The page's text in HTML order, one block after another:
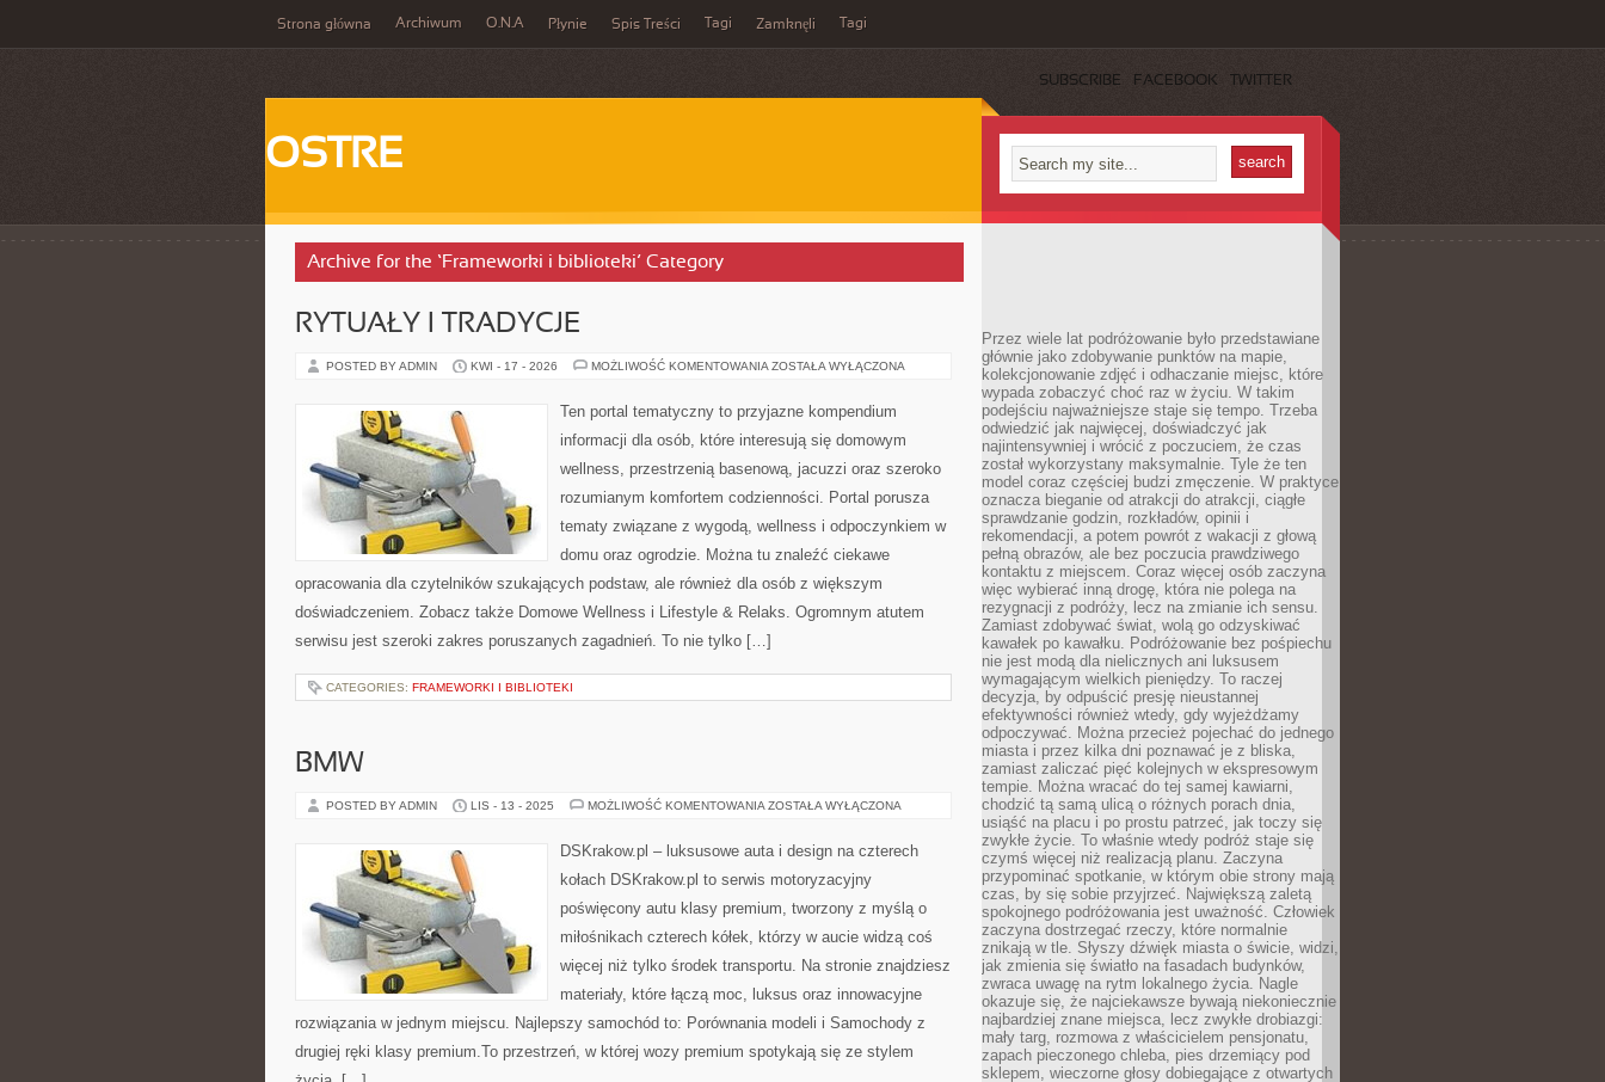
Strona główna Archiwum O.N.A Płynie Spis Treści Tagi Zamknęli Tagi
SUBSCRIBE FACEBOOK TWITTER
OSTRE
Archive for the ‘Frameworki i biblioteki’ Category
RYTUAŁY I TRADYCJE
POSTED BY ADMIN KWI - 17 - 2026 MOŻLIWOŚĆ KOMENTOWANIA RYTUAŁY
ZOSTAŁA WYŁĄCZONA
Ten portal tematyczny to przyjazne kompendium
informacji dla osób, które interesują się domowym
wellness, przestrzenią basenową, jacuzzi oraz szeroko
rozumianym komfortem codzienności. Portal porusza
tematy związane z wygodą, wellness i odpoczynkiem w
domu oraz ogrodzie. Można tu znaleźć ciekawe
opracowania dla czytelników szukających podstaw, ale również dla osób z większym
doświadczeniem. Zobacz także Domowe Wellness i Lifestyle & Relaks. Ogromnym atutem
serwisu jest szeroki zakres poruszanych zagadnień. To nie tylko […]
CATEGORIES: FRAMEWORKI I BIBLIOTEKI
BMW
POSTED BY ADMIN LIS - 13 - 2025 MOŻLIWOŚĆ KOMENTOWANIA BMW
ZOSTAŁA WYŁĄCZONA
DSKrakow.pl – luksusowe auta i design na czterech
kołach DSKrakow.pl to serwis motoryzacyjny
poświęcony autu klasy premium, tworzony z myślą o
miłośnikach czterech kółek, którzy w aucie widzą coś
więcej niż tylko środek transportu. Na stronie znajdziesz
materiały, które łączą moc, luksus oraz innowacyjne
rozwiązania w jednym miejscu. Najlepszy samochód to: Porównania modeli i Samochody z
drugiej ręki klasy premium.To przestrzeń, w której wozy premium spotykają się ze stylem
Przez wiele lat podróżowanie było przedstawiane
głównie jako zdobywanie punktów na mapie,
kolekcjonowanie zdjęć i odhaczanie miejsc, które
wypada zobaczyć choć raz w życiu. W takim
podejściu najważniejsze staje się tempo. Trzeba
odwiedzić jak najwięcej, doświadczyć jak
najintensywniej i wrócić z poczuciem, że czas
został wykorzystany maksymalnie. Tyle że ten
model coraz częściej budzi zmęczenie. W praktyce
oznacza bieganie od atrakcji do atrakcji, ciągłe
sprawdzanie godzin, rozkładów, opinii i
rekomendacji, a potem powrót z wakacji z głową
pełną obrazów, ale bez poczucia prawdziwego
kontaktu z miejscem. Coraz więcej osób zaczyna
więc wybierać inną drogę, która nie polega na
rezygnacji z podróży, lecz na zmianie ich sensu.
Zamiast zdobywać świat, wolą go odzyskiwać
kawałek po kawałku. Podróżowanie bez pośpiechu
nie jest modą dla nielicznych ani luksusem
wymagającym wielkich pieniędzy. To raczej
decyzja, by odpuścić presję nieustannej
efektywności również wtedy, gdy wyjeżdżamy
odpoczywać. Można przecież pojechać do jednego
miasta i przez kilka dni poznawać je z bliska,
zamiast zaliczać pięć kolejnych w ekspresowym
tempie. Można wracać do tej samej kawiarni,
chodzić tą samą ulicą o różnych porach dnia,
usiąść na placu i po prostu patrzeć, jak toczy się
zwykłe życie. To właśnie wtedy podróż staje się
czymś więcej niż realizacją planu. Zaczyna
przypominać spotkanie, w którym obie strony mają
czas, by się sobie przyjrzeć. Największą zaletą
spokojnego podróżowania jest uważność. Człowiek
zaczyna dostrzegać rzeczy, które normalnie
znikają w tle. Słyszy dźwięk miasta o świcie, widzi,
jak zmienia się światło na fasadach budynków,
zwraca uwagę na rytm lokalnego życia. Nagle
okazuje się, że najciekawsze bywają niekoniecznie
najbardziej znane miejsca, lecz zwykłe drobiazgi:
mały targ, rozmowa z właścicielem pensjonatu,
zapach pieczonego chleba, pies drzemiący pod
sklepem, wieczorne głosy dobiegające z otwartych